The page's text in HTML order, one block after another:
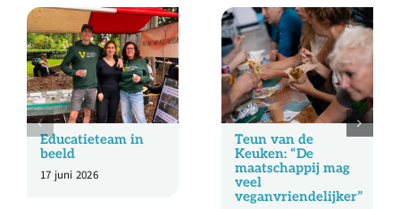
Educatieteam in
beeld
17 juni 2026
Teun van de
Keuken: “De
maatschappij mag
veel
veganvriendelijker”